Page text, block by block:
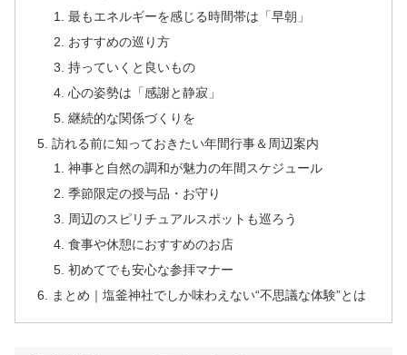
最もエネルギーを感じる時間帯は「早朝」
おすすめの巡り方
持っていくと良いもの
心の姿勢は「感謝と静寂」
継続的な関係づくりを
訪れる前に知っておきたい年間行事＆周辺案内
神事と自然の調和が魅力の年間スケジュール
季節限定の授与品・お守り
周辺のスピリチュアルスポットも巡ろう
食事や休憩におすすめのお店
初めてでも安心な参拝マナー
まとめ｜塩釜神社でしか味わえない“不思議な体験”とは